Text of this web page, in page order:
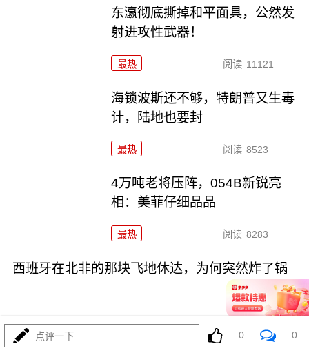
东瀛彻底撕掉和平面具，公然发
射进攻性武器！
最热 阅读 11121
海锁波斯还不够，特朗普又生毒
计，陆地也要封
最热 阅读 8523
4万吨老将压阵，054B新锐亮
相：美菲仔细品品
最热 阅读 8283
西班牙在北非的那块飞地休达，为何突然炸了锅
点评一下 0 0